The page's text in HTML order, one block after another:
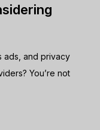
ads, and privacy
You’re not